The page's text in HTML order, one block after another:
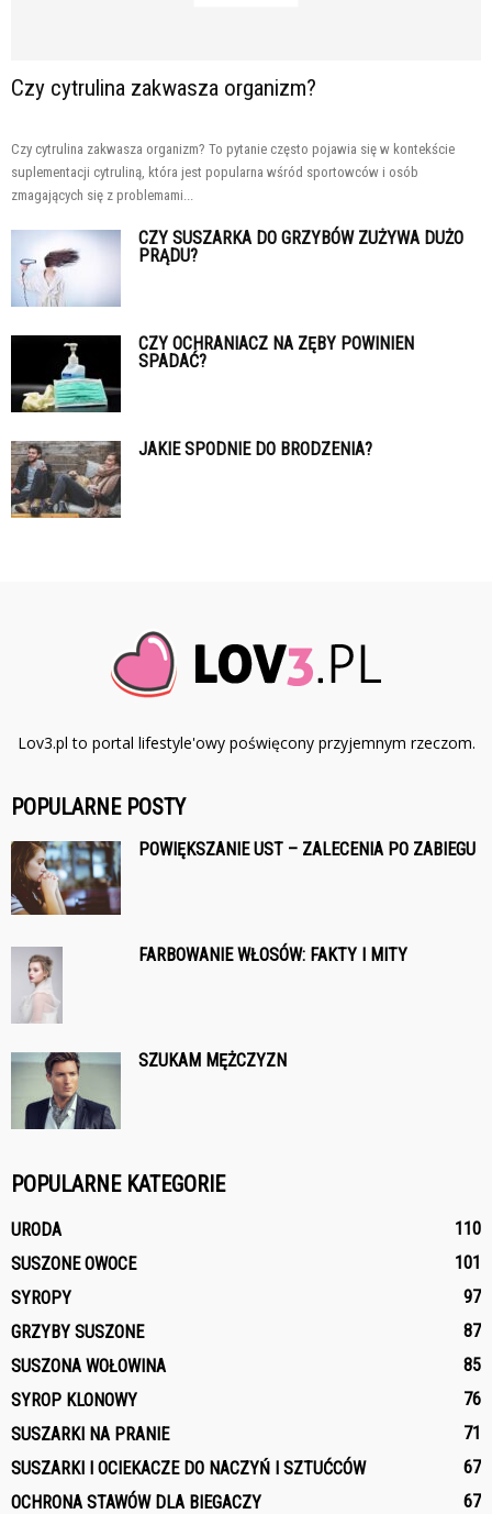
Czy cytrulina zakwasza organizm?
Czy cytrulina zakwasza organizm? To pytanie często pojawia się w kontekście
suplementacji cytruliną, która jest popularna wśród sportowców i osób
zmagających się z problemami...
CZY SUSZARKA DO GRZYBÓW ZUŻYWA DUŻO
PRĄDU?
CZY OCHRANIACZ NA ZĘBY POWINIEN
SPADAĆ?
JAKIE SPODNIE DO BRODZENIA?
Lov3.pl to portal lifestyle'owy poświęcony przyjemnym rzeczom.
POPULARNE POSTY
POWIĘKSZANIE UST – ZALECENIA PO ZABIEGU
FARBOWANIE WŁOSÓW: FAKTY I MITY
SZUKAM MĘŻCZYZN
POPULARNE KATEGORIE
URODA
110
SUSZONE OWOCE
101
SYROPY
97
GRZYBY SUSZONE
87
SUSZONA WOŁOWINA
85
SYROP KLONOWY
76
SUSZARKI NA PRANIE
71
SUSZARKI I OCIEKACZE DO NACZYŃ I SZTUĆCÓW
67
OCHRONA STAWÓW DLA BIEGACZY
67